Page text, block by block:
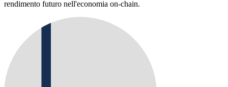
rendimento futuro nell'economia on-chain.